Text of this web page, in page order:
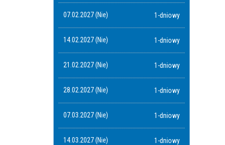
07.02.2027 (Nie) 1-dniowy
14.02.2027 (Nie) 1-dniowy
21.02.2027 (Nie) 1-dniowy
28.02.2027 (Nie) 1-dniowy
07.03.2027 (Nie) 1-dniowy
14.03.2027 (Nie) 1-dniowy